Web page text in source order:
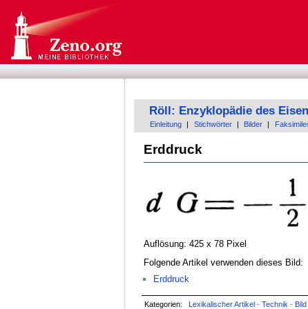
Röll: Enzyklopädie des
Einleitung Stichwörter Bilder
Erddruck
Auflösung: 425 x 78 Pixel
Folgende Artikel verwenden dieses Bild:
Erddruck
Kategorien: Lexikalischer Artikel ·Technik ·